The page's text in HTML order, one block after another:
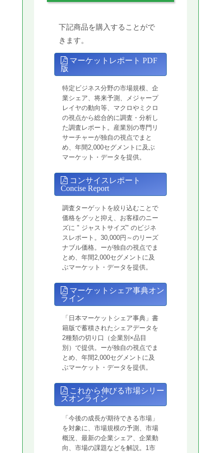
下記商品を購入することがで
きます。
マーケットレポート PDF
版
特定ビジネス分野の市場規模、企
業シェア、将来予測、メジャープ
レイヤの動向等、マクロやミクロ
の視点から総合的に調査・分析し
た調査レポート。産業別の専門リ
サーチャーが独自の視点でまと
め、年間2,000セグメントに及ぶ
マーケット・データを提供。
コンサイスレポート
Concise Report
調査ターゲットを絞り込むことで
価格をグッと抑え、お客様のニー
ズに " ジャストサイズ" のビジネ
スレポート。30,000円～のリーズ
ナブル価格。ーが独自の視点でま
とめ、年間2,000セグメントに及
ぶマーケット・データを提供。
マーケットシェア事典オン
ライン
「日本マーケットシェア事典」書
籍版で蓄積されたシェアデータを
2種類の切り口（企業別×品目
別）で提供。ーが独自の視点でま
とめ、年間2,000セグメントに及
ぶマーケット・データを提供。
これから伸びる市場シリー
ズオンライン
「今後の成長が期待できる市場」
を対象に、市場規模の予測、市場
概況、最新の企業シェア、企業動
向、市場の課題などを解説。1市